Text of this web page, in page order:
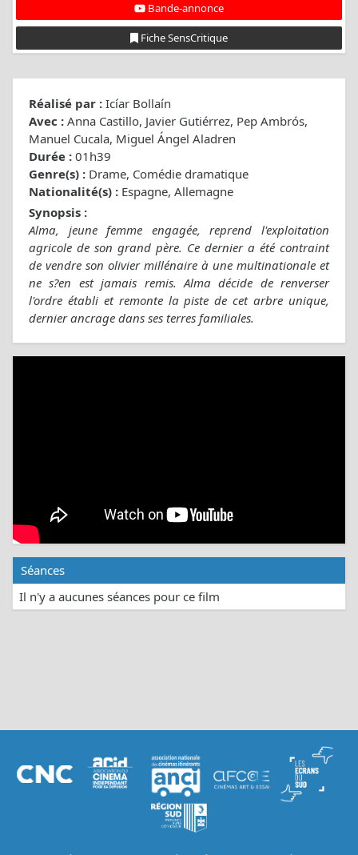
Bande-annonce
Fiche SensCritique
Réalisé par : Icíar Bollaín
Avec : Anna Castillo, Javier Gutiérrez, Pep Ambrós,
Manuel Cucala, Miguel Ángel Aladren
Durée : 01h39
Genre(s) : Drame, Comédie dramatique
Nationalité(s) : Espagne, Allemagne
Synopsis :
Alma, jeune femme engagée, reprend l'exploitation
agricole de son grand père. Ce dernier a été contraint
de vendre son olivier millénaire à une multinationale et
ne s?en est jamais remis. Alma décide de renverser
l'ordre établi et remonte la piste de cet arbre unique,
dernier ancrage dans ses terres familiales.
Séances
Il n'y a aucunes séances pour ce film